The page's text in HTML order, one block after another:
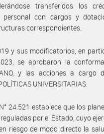
transferidos los
personal con cargos y
correspondientes.
y sus modificatorios, en
se aprobaron la
y las acciones a cargo
UNIVERSITARIAS.
24.521 establece que los
por el Estado, cuyo
riesgo de modo directo la